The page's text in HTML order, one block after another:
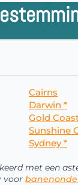
Cairns
Darwin *
Gold
Sunshine
Sydney *
met een
voor